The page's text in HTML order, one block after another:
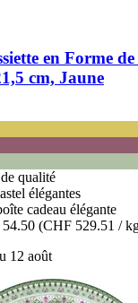
en Forme
cm, Jaune
qualité
élégantes
cadeau élégante
(CHF 529.51 /
12 août